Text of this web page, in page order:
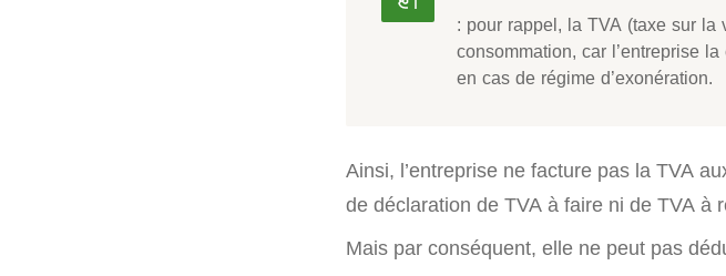
: pour rappel, la TVA (taxe sur
consommation, car l’entreprise
en cas de régime d’exonération.
Ainsi, l’entreprise ne facture pas la TVA
de déclaration de TVA à faire ni de TVA à
Mais par conséquent, elle ne peut pas